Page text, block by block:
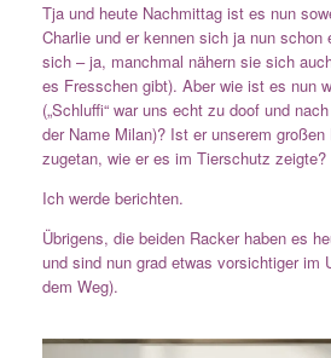
Tja und heute Nachmittag ist es nun
Charlie und er kennen sich ja nun schon
sich – ja, manchmal nähern sie sich
es Fresschen gibt). Aber wie ist es nun
(„Schluffi“ war uns echt zu doof und
der Name Milan)? Ist er unserem
zugetan, wie er es im Tierschutz zeigte?
Ich werde berichten.
Übrigens, die beiden Racker haben es
und sind nun grad etwas vorsichtiger im
dem Weg).